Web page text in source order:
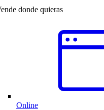
donde quieras
Online